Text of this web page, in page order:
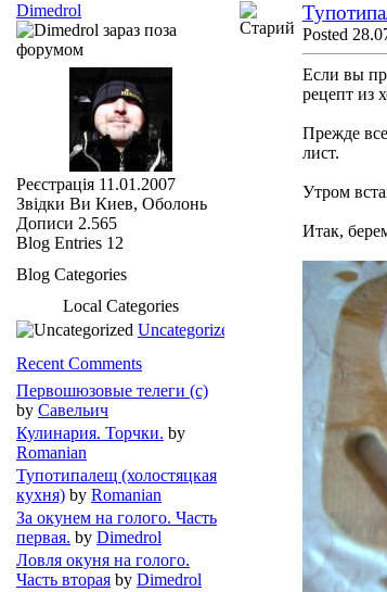
Posted
Если вы
рецепт из
Прежде
лист.
Утром
Итак,
Dimedrol
Реєстрація 11.01.2007
Звідки Ви Киев, Оболонь
Дописи 2.565
Blog Entries 12
Blog Categories
Local Categories
Uncategorized
Recent Comments
Первошюзовые телеги (с)
by Савельич
Кулинария. Торчки. by
Romanian
Тупотипалещ (холостяцкая
кухня) by Romanian
За окунем на голого. Часть
первая. by Dimedrol
Ловля окуня на голого.
Часть вторая by Dimedrol